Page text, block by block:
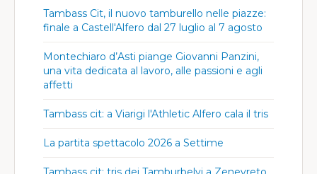
Tambass Cit, il nuovo tamburello nelle piazze:
finale a Castell'Alfero dal 27 luglio al 7 agosto
Montechiaro d’Asti piange Giovanni Panzini,
una vita dedicata al lavoro, alle passioni e agli
affetti
Tambass cit: a Viarigi l'Athletic Alfero cala il tris
La partita spettacolo 2026 a Settime